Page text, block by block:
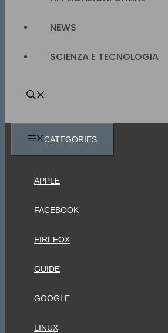
NEWS
SCIENZA E TECNOLOGIA
CATEGORIES
APPLE
FACEBOOK
FIREFOX
GUIDE
GOOGLE
LINUX